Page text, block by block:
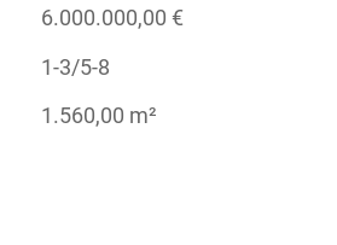
6.000.000,00 €
1-3/5-8
1.560,00 m²